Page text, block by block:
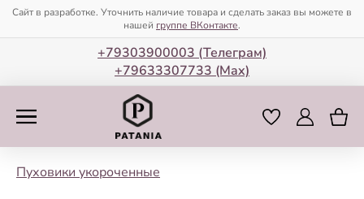
Сайт в разработке. Уточнить наличие товара и сделать заказ вы можете в
нашей группе ВКонтакте.
+79303900003 (Телеграм)
+79633307733 (Мax)
Пуховики укороченные